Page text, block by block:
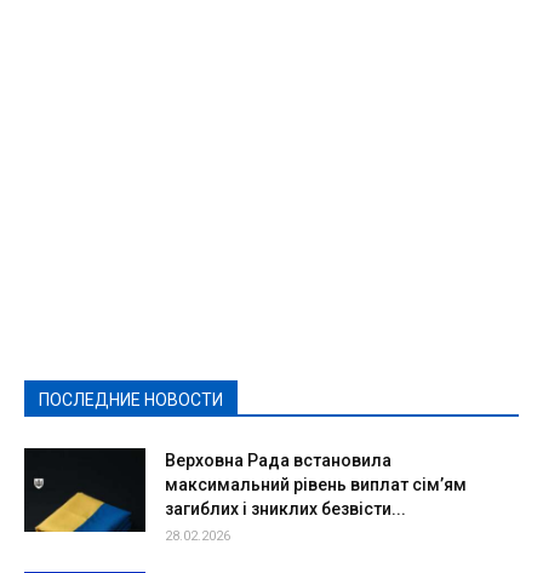
ПОСЛЕДНИЕ НОВОСТИ
Верховна Рада встановила
максимальний рівень виплат сім’ям
загиблих і зниклих безвісти...
28.02.2026